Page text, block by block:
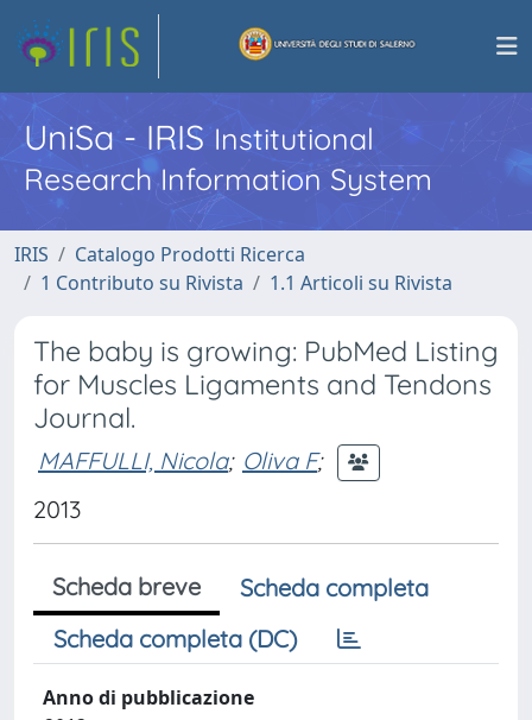
UniSa - IRISInstitutional
Research Information System
IRIS
Catalogo Prodotti Ricerca
1 Contributo su Rivista
1.1 Articoli su Rivista
The baby is growing: PubMed Listing
for Muscles Ligaments and Tendons
Journal.
MAFFULLI, Nicola; Oliva F;
2013
Scheda breve
Scheda completa
Scheda completa (DC)
Anno di pubblicazione